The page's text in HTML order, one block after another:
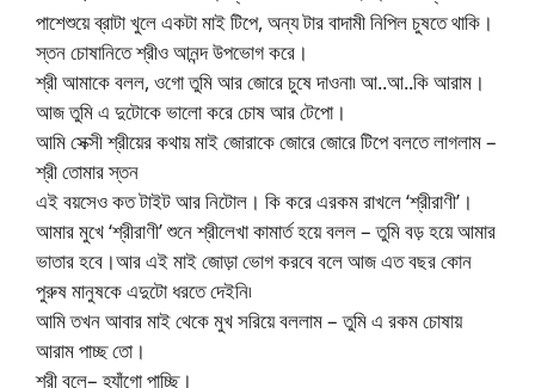
পাশেশুয়ে ব্রাটা খুলে একটা মাই টিপে, অন্য টার বাদামী নিপিল চুষতে থাকি।
স্তন চোষানিতে শ্রীও আনন্দ উপভোগ করে।
শ্রী আমাকে বলল, ওগো তুমি আর জোরে চুষে দাওনা৷ আ..আ..কি আরাম।
আজ তুমি এ দুটোকে ভালো করে চোষ আর টেপো।
আমি সেক্সী শ্রীয়ের কথায় মাই জোরাকে জোরে জোরে টিপে বলতে লাগলাম –
শ্রী তোমার স্তন
এই বয়সেও কত টাইট আর নিটোল। কি করে এরকম রাখলে ‘শ্রীরাণী’।
আমার মুখে ‘শ্রীরাণী’ শুনে শ্রীলেখা কামার্ত হয়ে বলল – তুমি বড় হয়ে আমার
ভাতার হবে।আর এই মাই জোড়া ভোগ করবে বলে আজ এত বছর কোন
পুরুষ মানুষকে এদুটো ধরতে দেইনি৷
আমি তখন আবার মাই থেকে মুখ সরিয়ে বললাম – তুমি এ রকম চোষায়
আরাম পাচ্ছ তো।
শ্রী বলে– হ্যাঁগো পাচ্ছি।